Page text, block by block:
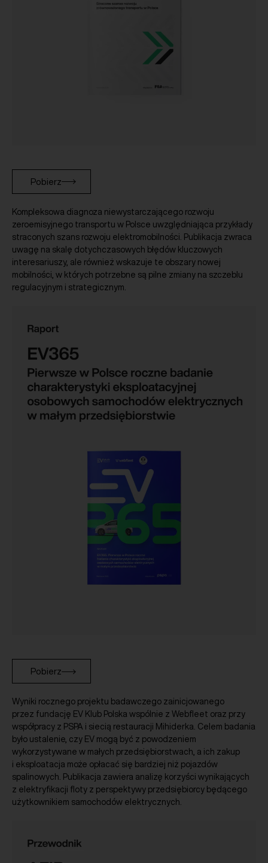
Pobierz
Kompleksowa diagnoza niewystarczającego rozwoju
zeroemisyjnego transportu w Polsce uwzględniająca przykłady
straconych szans rozwoju elektromobilności. Publikacja zwraca
uwagę na skalę dotychczasowych błędów kluczowych
interesariuszy, ale również wskazuje te obszary nowej
mobilności, w których potrzebne są pilne zmiany na szczeblu
regulacyjnym i strategicznym.
Pobierz
Wyniki rocznego projektu badawczego zainicjowanego
przez fundację EV Klub Polska wspólnie z Webfleet oraz przy
współpracy z PSPA i siecią restauracji Mihiderka. Celem badania
było ustalenie, czy EV mogą być z powodzeniem
wykorzystywane w małych przedsiębiorstwach, a ich zakup
i eksploatacja może opłacać się bardziej niż pojazdów
spalinowych. Publikacja zawiera analizę korzyści wynikających
z elektryfikacji floty z perspektywy przedsiębiorcy będącego
użytkownikiem samochodów elektrycznych.